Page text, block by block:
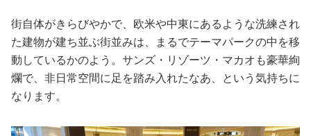
街自体がきらびやかで、欧米や中東にあるような洗練され
た建物が建ち並ぶ街並みは、まるでテーマパークの中を移
動しているかのよう。サンズ・リゾーツ・マカオも豪華絢
爛で、非日常空間に足を踏み入れたなあ、という気持ちに
なります。